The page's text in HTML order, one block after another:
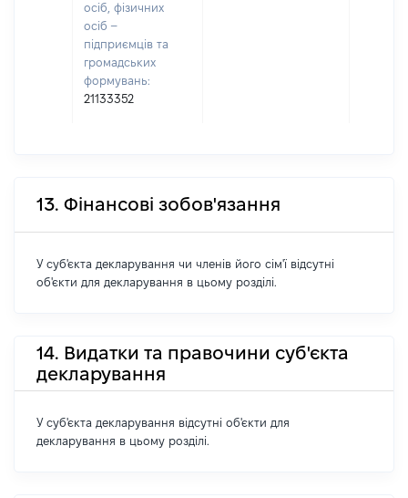
осіб, фізичних
осіб –
підприємців та
громадських
формувань:
21133352
13. Фінансові зобов'язання
У суб'єкта декларування чи членів його сім'ї відсутні
об'єкти для декларування в цьому розділі.
14. Видатки та правочини суб'єкта
декларування
У суб'єкта декларування відсутні об'єкти для
декларування в цьому розділі.